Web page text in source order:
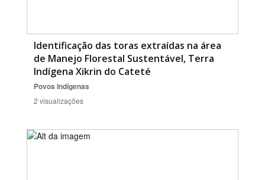
Identificação das toras extraídas na área
de Manejo Florestal Sustentável, Terra
Indígena Xikrin do Cateté
Povos Indígenas
2 visualizações